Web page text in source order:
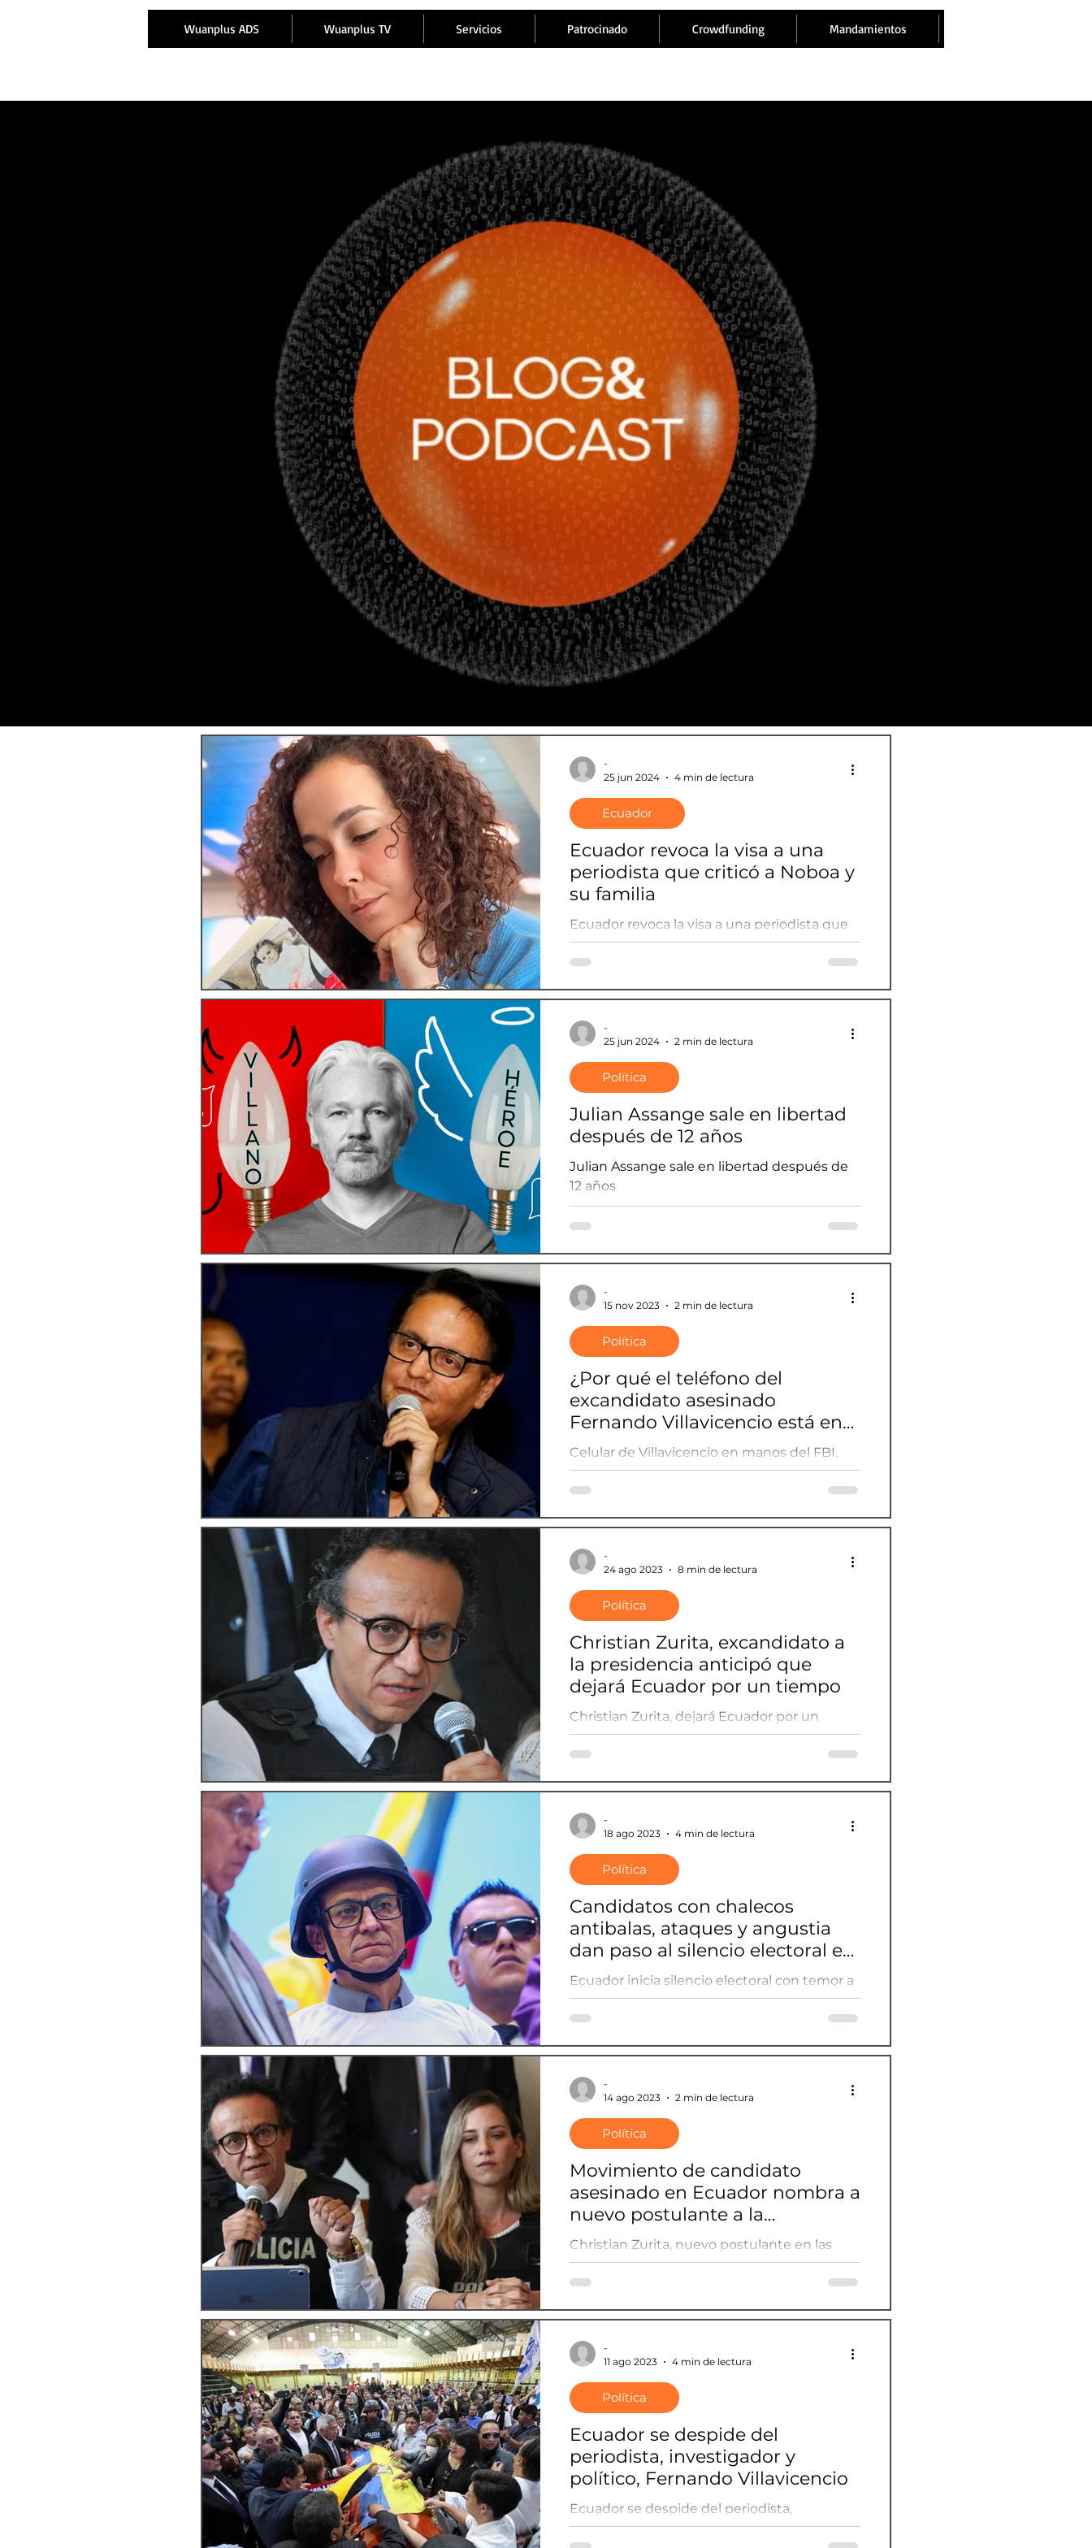
Wuanplus ADS Wuanplus TV Servicios Patrocinado Crowdfunding Mandamientos
Ecuador revoca la visa a una
periodista que criticó a Noboa y
su familia
Ecuador revoca la visa a una periodista que
criticó a Noboa y su familia
Ecuador
-
25 jun 2024
4 min de lectura
Julian Assange sale en libertad
después de 12 años
Julian Assange sale en libertad después de
12 años
Política
-
25 jun 2024
2 min de lectura
¿Por qué el teléfono del
excandidato asesinado
Fernando Villavicencio está en
manos del FBI?
Celular de Villavicencio en manos del FBI.
Política
-
15 nov 2023
2 min de lectura
Christian Zurita, excandidato a
la presidencia anticipó que
dejará Ecuador por un tiempo
Christian Zurita, dejará Ecuador por un
tiempo
Política
-
24 ago 2023
8 min de lectura
Candidatos con chalecos
antibalas, ataques y angustia
dan paso al silencio electoral en
Ecuador
Ecuador inicia silencio electoral con temor a
la violencia
Política
-
18 ago 2023
4 min de lectura
Movimiento de candidato
asesinado en Ecuador nombra a
nuevo postulante a la
presidencia
Christian Zurita, nuevo postulante en las
elecciones presidenciales reemplazando al
fallecido Fernando Villavicencio
Política
-
14 ago 2023
2 min de lectura
Ecuador se despide del
periodista, investigador y
político, Fernando Villavicencio
Ecuador se despide del periodista,
investigador y político, Fernando
Política
-
11 ago 2023
4 min de lectura